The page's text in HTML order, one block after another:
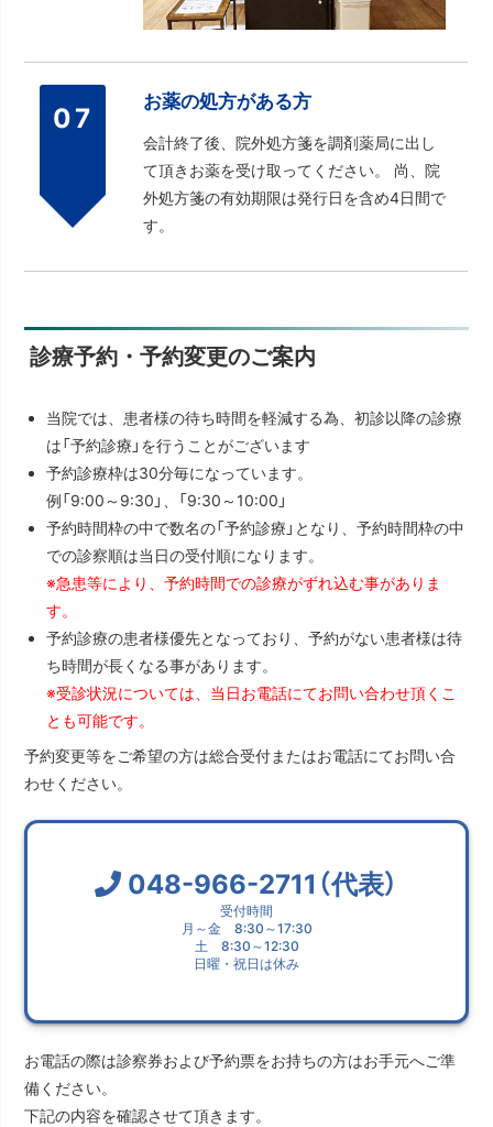
07
お薬の処方がある方
会計終了後、院外処方箋を調剤薬局に出し
て頂きお薬を受け取ってください。 尚、院
外処方箋の有効期限は発行日を含め4日間で
す。
診療予約・予約変更のご案内
当院では、患者様の待ち時間を軽減する為、初診以降の診療
は「予約診療」を行うことがございます
予約診療枠は30分毎になっています。
例「9:00～9:30」、「9:30～10:00」
予約時間枠の中で数名の「予約診療」となり、予約時間枠の中
での診察順は当日の受付順になります。
※急患等により、予約時間での診療がずれ込む事がありま
す。
予約診療の患者様優先となっており、予約がない患者様は待
ち時間が長くなる事があります。
※受診状況については、当日お電話にてお問い合わせ頂くこ
とも可能です。
予約変更等をご希望の方は総合受付またはお電話にてお問い合
わせください。
048-966-2711（代表）
受付時間
月～金 8:30～17:30
土 8:30～12:30
日曜・祝日は休み
お電話の際は診察券および予約票をお持ちの方はお手元へご準
備ください。
下記の内容を確認させて頂きます。